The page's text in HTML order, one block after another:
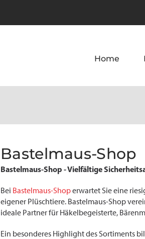
Home
Bastelmaus-Shop
Bastelmaus-Shop - Vielfältige
Bei Bastelmaus-Shoperwartet Sie eine
eigener Plüschtiere. Bastelmaus-Shop
ideale Partner für Häkelbegeisterte,
Ein besonderes Highlight des Sortiments